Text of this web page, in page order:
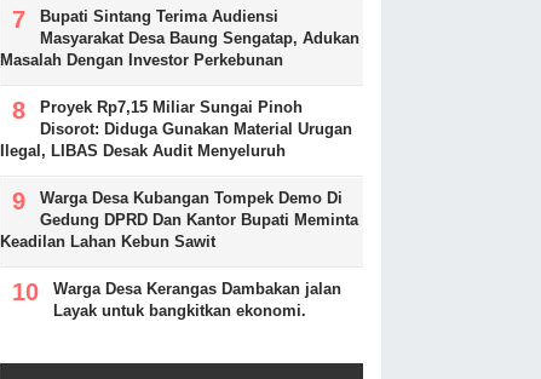
Bupati Sintang Terima Audiensi
Masyarakat Desa Baung Sengatap, Adukan
Masalah Dengan Investor Perkebunan
Proyek Rp7,15 Miliar Sungai Pinoh
Disorot: Diduga Gunakan Material Urugan
Ilegal, LIBAS Desak Audit Menyeluruh
Warga Desa Kubangan Tompek Demo Di
Gedung DPRD Dan Kantor Bupati Meminta
Keadilan Lahan Kebun Sawit
Warga Desa Kerangas Dambakan jalan
Layak untuk bangkitkan ekonomi.